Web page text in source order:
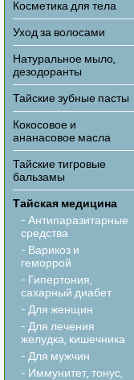
Косметика для тела
Уход за волосами
Натуральное мыло,
дезодоранты
Тайские зубные пасты
Кокосовое и
ананасовое масла
Тайские тигровые
бальзамы
Тайская медицина
- Антипаразитарные
средства
- Варикоз и
геморрой
- Гипертония,
сахарный диабет
- Для женщин
- Для лечения
желудка, кишечника
- Для мужчин
- Иммунитет, тонус,